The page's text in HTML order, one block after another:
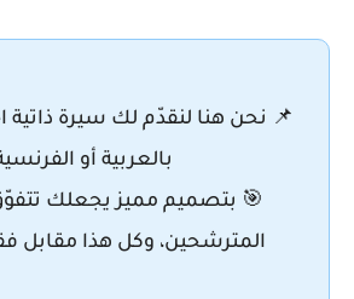
📌 نحن هنا لنقدّم لك سيرة ذاتية
بالعربية أو
🎯 بتصميم مميز يجعلك
المترشحين، وكل هذا مقابل